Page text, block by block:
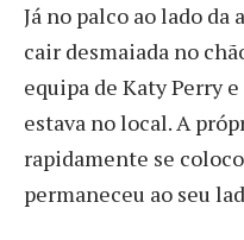
Já no palco ao lado da
cair desmaiada no
equipa de Katy Perry
estava no local. A
rapidamente se
permaneceu ao seu